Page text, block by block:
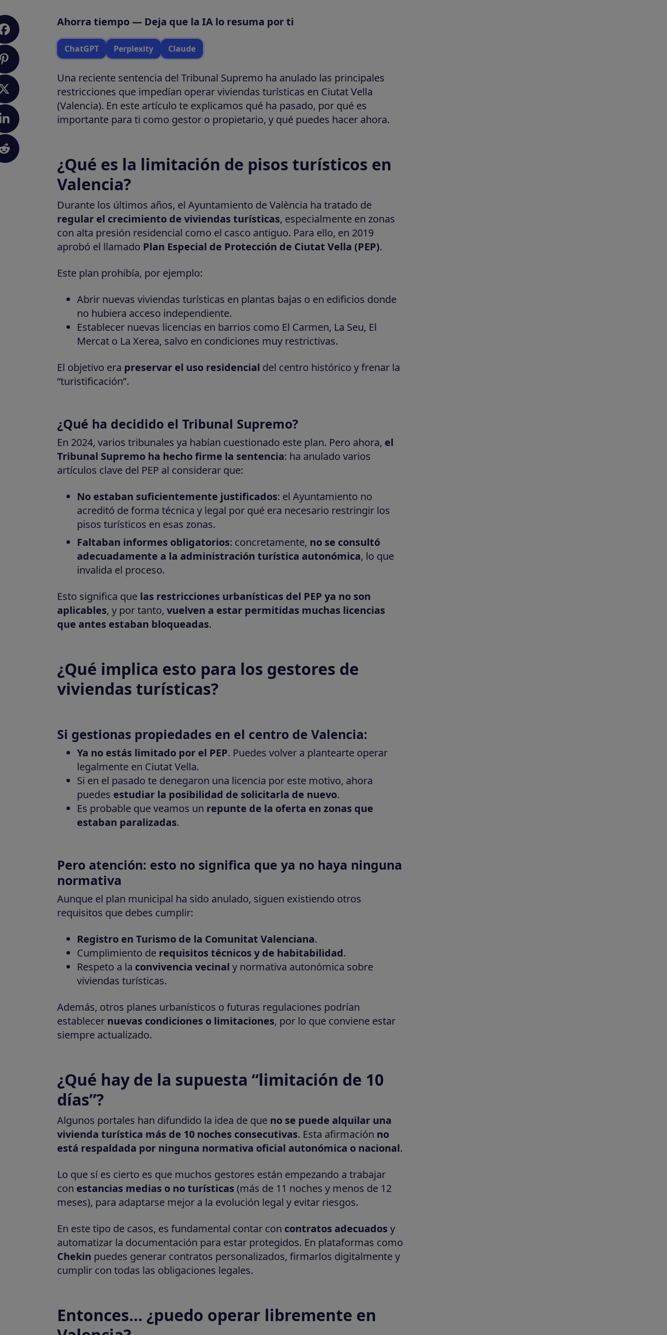
Ahorra tiempo — Deja que la IA lo resuma por ti
ChatGPT Perplexity Claude
Una reciente sentencia del Tribunal Supremo ha anulado las principales
restricciones que impedían operar viviendas turísticas en Ciutat Vella
(Valencia). En este artículo te explicamos qué ha pasado, por qué es
importante para ti como gestor o propietario, y qué puedes hacer ahora.
¿Qué es la limitación de pisos turísticos en
Valencia?
Durante los últimos años, el Ayuntamiento de València ha tratado de
regular el crecimiento de viviendas turísticas, especialmente en zonas
con alta presión residencial como el casco antiguo. Para ello, en 2019
aprobó el llamado Plan Especial de Protección de Ciutat Vella (PEP).
Este plan prohibía, por ejemplo:
Abrir nuevas viviendas turísticas en plantas bajas o en edificios donde
no hubiera acceso independiente.
Establecer nuevas licencias en barrios como El Carmen, La Seu, El
Mercat o La Xerea, salvo en condiciones muy restrictivas.
El objetivo era preservar el uso residencial del centro histórico y frenar la
“turistificación”.
¿Qué ha decidido el Tribunal Supremo?
En 2024, varios tribunales ya habían cuestionado este plan. Pero ahora, el
Tribunal Supremo ha hecho firme la sentencia: ha anulado varios
artículos clave del PEP al considerar que:
No estaban suficientemente justificados: el Ayuntamiento no
acreditó de forma técnica y legal por qué era necesario restringir los
pisos turísticos en esas zonas.
Faltaban informes obligatorios: concretamente, no se consultó
adecuadamente a la administración turística autonómica, lo que
invalida el proceso.
Esto significa que las restricciones urbanísticas del PEP ya no son
aplicables, y por tanto, vuelven a estar permitidas muchas licencias
que antes estaban bloqueadas.
¿Qué implica esto para los gestores de
viviendas turísticas?
Si gestionas propiedades en el centro de Valencia:
Ya no estás limitado por el PEP. Puedes volver a plantearte operar
legalmente en Ciutat Vella.
Si en el pasado te denegaron una licencia por este motivo, ahora
puedes estudiar la posibilidad de solicitarla de nuevo.
Es probable que veamos un repunte de la oferta en zonas que
estaban paralizadas.
Pero atención: esto no significa que ya no haya ninguna
normativa
Aunque el plan municipal ha sido anulado, siguen existiendo otros
requisitos que debes cumplir:
Registro en Turismo de la Comunitat Valenciana.
Cumplimiento de requisitos técnicos y de habitabilidad.
Respeto a la convivencia vecinal y normativa autonómica sobre
viviendas turísticas.
Además, otros planes urbanísticos o futuras regulaciones podrían
establecer nuevas condiciones o limitaciones, por lo que conviene estar
siempre actualizado.
¿Qué hay de la supuesta “limitación de 10
días”?
Algunos portales han difundido la idea de que no se puede alquilar una
vivienda turística más de 10 noches consecutivas. Esta afirmación no
está respaldada por ninguna normativa oficial autonómica o nacional.
Lo que sí es cierto es que muchos gestores están empezando a trabajar
con estancias medias o no turísticas (más de 11 noches y menos de 12
meses), para adaptarse mejor a la evolución legal y evitar riesgos.
En este tipo de casos, es fundamental contar con contratos adecuados y
automatizar la documentación para estar protegidos. En plataformas como
Chekin puedes generar contratos personalizados, firmarlos digitalmente y
cumplir con todas las obligaciones legales.
Entonces… ¿puedo operar libremente en